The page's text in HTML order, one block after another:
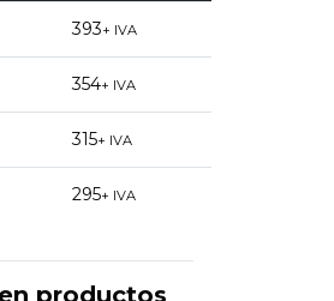
393+ IVA
354+ IVA
315+ IVA
295+ IVA
productos